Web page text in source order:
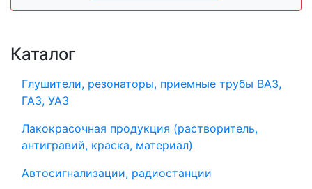
Каталог
Глушители, резонаторы, приемные трубы ВАЗ,
ГАЗ, УАЗ
Лакокрасочная продукция (растворитель,
антигравий, краска, материал)
Автосигнализации, радиостанции